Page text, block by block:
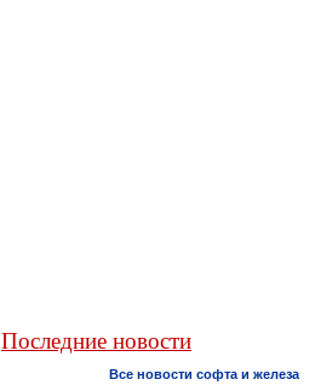
Последние новости
Все новости софта и железа